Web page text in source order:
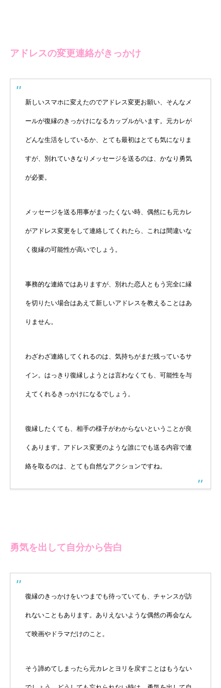
アドレスの変更連絡がきっかけ
新しいスマホに変えたのでアドレス変更お願い、そんなメ
ールが復縁のきっかけになるカップルがいます。元カレが
どんな生活をしているか、とても最初はとても気になりま
すが、別れていきなりメッセージを送るのは、かなり勇気
が必要。
メッセージを送る用事がまったくない時、偶然にも元カレ
がアドレス変更をして連絡してくれたら、これは間違いな
く復縁の可能性が高いでしょう。
事務的な連絡ではありますが、別れた恋人ともう完全に縁
を切りたい場合はあえて新しいアドレスを教えることはあ
りません。
わざわざ連絡してくれるのは、気持ちがまだ残っているサ
イン。はっきり復縁しようとは言わなくても、可能性を与
えてくれるきっかけになるでしょう。
復縁したくても、相手の様子がわからないということが良
くあります。アドレス変更のような誰にでも送る内容で連
絡を取るのは、とても自然なアクションですね。
勇気を出して自分から告白
復縁のきっかけをいつまでも待っていても、チャンスが訪
れないこともあります。ありえないような偶然の再会なん
て映画やドラマだけのこと。
そう諦めてしまったら元カレとヨリを戻すことはもうない